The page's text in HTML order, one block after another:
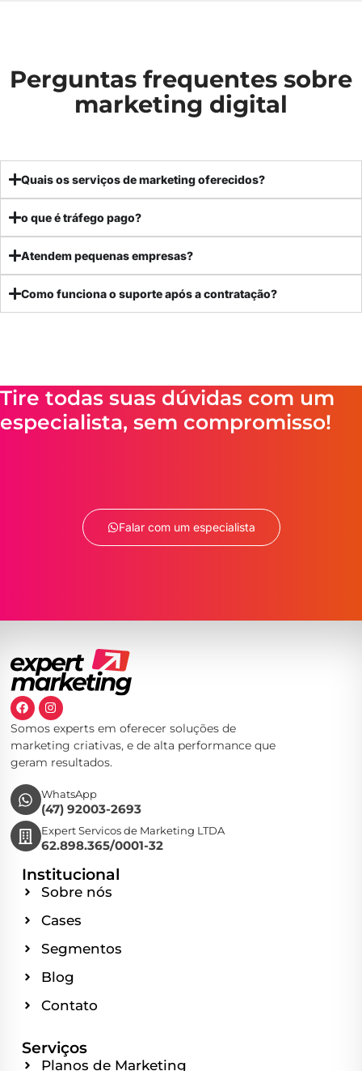
Perguntas frequentes sobre
marketing digital
Quais os serviços de marketing oferecidos?
o que é tráfego pago?
Atendem pequenas empresas?
Como funciona o suporte após a contratação?
Tire todas suas dúvidas com um
especialista, sem compromisso!
Falar com um especialista
Somos experts em oferecer soluções de
marketing criativas, e de alta performance que
geram resultados.
WhatsApp
(47) 92003-2693
Expert Servicos de Marketing LTDA
62.898.365/0001-32
Institucional
Sobre nós
Cases
Segmentos
Blog
Contato
Serviços
Planos de Marketing